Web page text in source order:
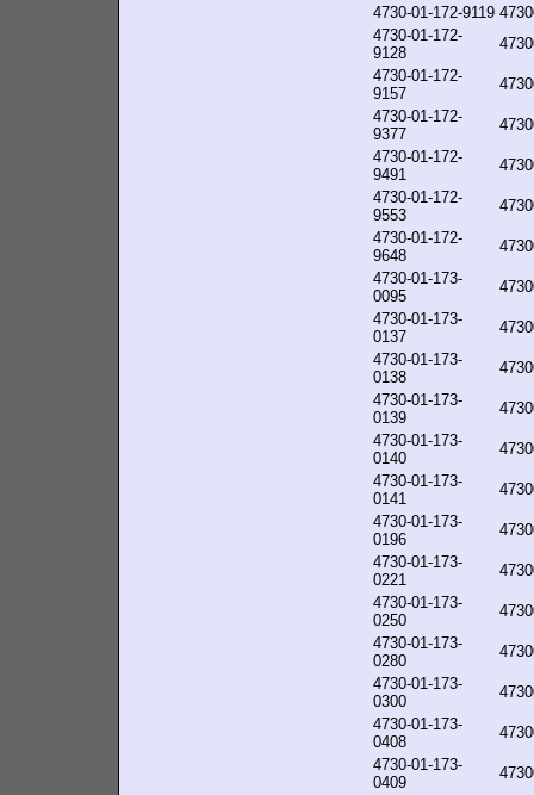
4730-01-172-9119
4730-01-172-
9128
4730-01-172-
9157
4730-01-172-
9377
4730-01-172-
9491
4730-01-172-
9553
4730-01-172-
9648
4730-01-173-
0095
4730-01-173-
0137
4730-01-173-
0138
4730-01-173-
0139
4730-01-173-
0140
4730-01-173-
0141
4730-01-173-
0196
4730-01-173-
0221
4730-01-173-
0250
4730-01-173-
0280
4730-01-173-
0300
4730-01-173-
0408
4730-01-173-
0409